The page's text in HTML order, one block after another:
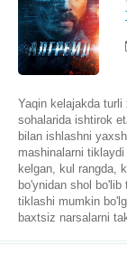
Yaqin kelajakda
sohalarida ishtirok
bilan ishlashni
mashinalarni
kelgan, kul rangda,
bo'ynidan shol
tiklashi mumkin
baxtsiz narsalarni